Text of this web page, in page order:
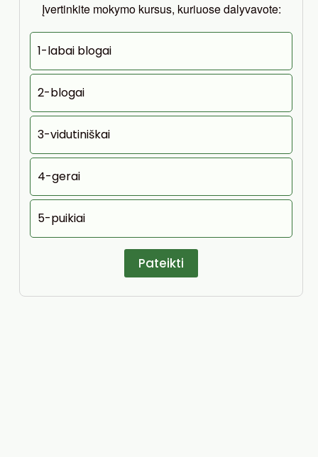
Įvertinkite mokymo kursus, kuriuose dalyvavote:
1-labai blogai
2-blogai
3-vidutiniškai
4-gerai
5-puikiai